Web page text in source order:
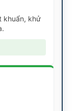
khuẩn, khử